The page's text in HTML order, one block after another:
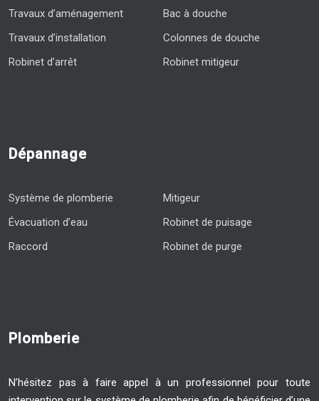
Travaux d’aménagement
Travaux d’installation
Robinet d’arrêt
Bac à douche
Colonnes de douche
Robinet mitigeur
Dépannage
Système de plomberie
Évacuation d’eau
Raccord
Mitigeur
Robinet de puisage
Robinet de purge
Plomberie
N’hésitez pas à faire appel à un professionnel pour toute